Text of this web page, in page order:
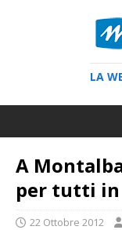
LA
A
per tutti in
22 Ottobre 2012